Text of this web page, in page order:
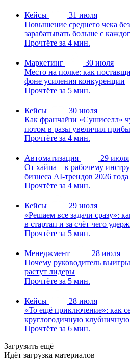
Кейсы
31 июля
Повышение среднего чека
зарабатывать больше с
Прочтёте за 4 мин.
Маркетинг
30 июля
Место на полке: как
фоне усиления конкуренции
Прочтёте за 5 мин.
Кейсы
30 июля
Как франчайзи «Сушиселл»
потом в разы увеличил
Прочтёте за 4 мин.
Автоматизация
29 июля
От хайпа – к рабочему
бизнеса AI-трендов 2026 года
Прочтёте за 4 мин.
Кейсы
29 июля
«Решаем все задачи сразу»:
в стартап и за счёт чего
Прочтёте за 5 мин.
Менеджмент
28 июля
Почему руководитель
растут лидеры
Прочтёте за 5 мин.
Кейсы
28 июля
«То ещё приключение»: как
круглогодичную
Прочтёте за 6 мин.
Загрузить ещё
Идёт загрузка материалов